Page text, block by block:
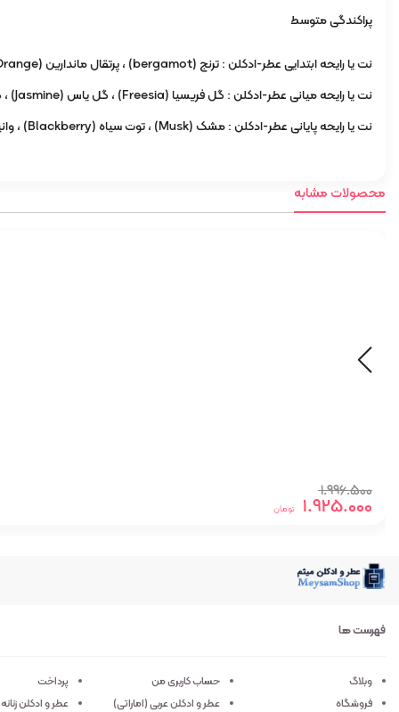
پراکندگی متوسط
نت یا رایحه ابتدایی عطر-ادکلن : ترنج (bergamot) ، پرتقال ماندارین (Mandarin Orange) ، گل مگنولیا (Magnolia) ، خربزه (Melon) ، هلو (Peach) ، گلابی (Pear)
نت یا رایحه میانی عطر-ادکلن : گل فریسیا (Freesia) ، گل یاس (Jasmine) ، گل برف (Lily of the Valley) ، گل ارکیده (Orchid) ، گل محمدی (Rose) ، گل مریم (Tuberose) ، بنفشه (Violet) ، آلو (Plum)
نت یا رایحه پایانی عطر-ادکلن : مشک (Musk) ، توت سیاه (Blackberry) ، وانیل (Vanilla) ، درخت سدر (Cedar) ، گیاه تاج خروس (Amaranth)
محصولات مشابه
1.996.500
قیمت
اصلی:
1.925.000 تومان
قیمت
فعلی:
فهرست ها
وبلاگ حساب کاربری من
پرداخت
فروشگاه
عطر و ادکلن عربی (اماراتی) عطر و ادکلن زنانه